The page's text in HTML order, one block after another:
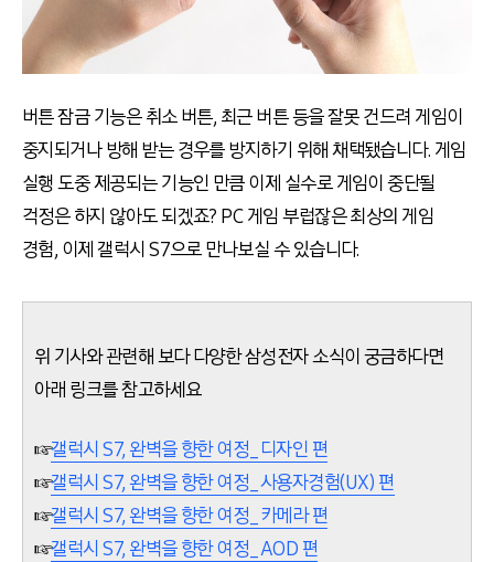
버튼 잠금 기능은 취소 버튼, 최근 버튼 등을 잘못 건드려 게임이
중지되거나 방해 받는 경우를 방지하기 위해 채택됐습니다. 게임
실행 도중 제공되는 기능인 만큼 이제 실수로 게임이 중단될
걱정은 하지 않아도 되겠죠? PC 게임 부럽잖은 최상의 게임
경험, 이제 갤럭시 S7으로 만나보실 수 있습니다.
위 기사와 관련해 보다 다양한 삼성전자 소식이 궁금하다면
아래 링크를 참고하세요
☞갤럭시 S7, 완벽을 향한 여정_디자인 편
☞갤럭시 S7, 완벽을 향한 여정_사용자경험(UX) 편
☞갤럭시 S7, 완벽을 향한 여정_카메라 편
☞갤럭시 S7, 완벽을 향한 여정_AOD 편